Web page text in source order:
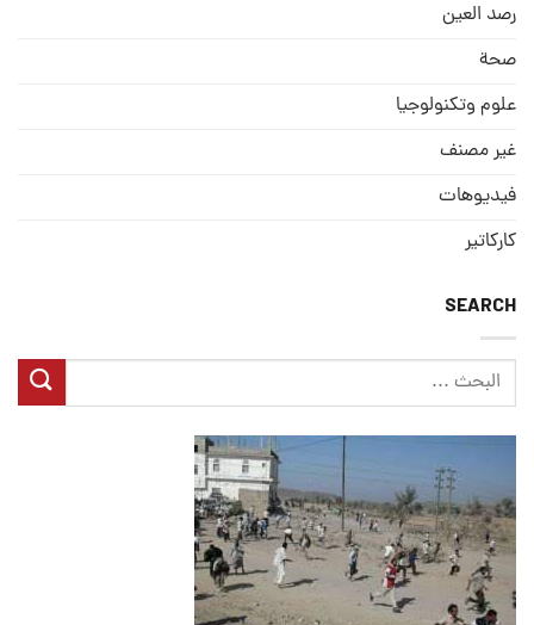
رصد العین
صحة
علوم وتكنولوجيا
غير مصنف
فيديوهات
كاركاتير
SEARCH